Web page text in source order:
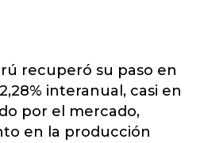
recuperó su paso en
interanual, casi en
por el mercado,
en la producción